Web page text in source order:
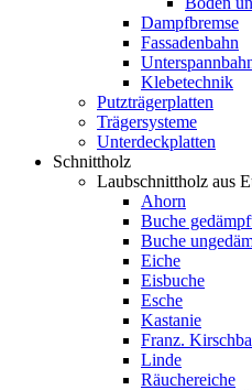
Dampfbremse
Fassadenbahn
Klebetechnik
Putzträgerplatten
Trägersysteme
Unterdeckplatten
Schnittholz
Laubschnittholz aus
Ahorn
Buche
Buche
Eiche
Eisbuche
Esche
Kastanie
Franz.
Linde
Räuchereiche